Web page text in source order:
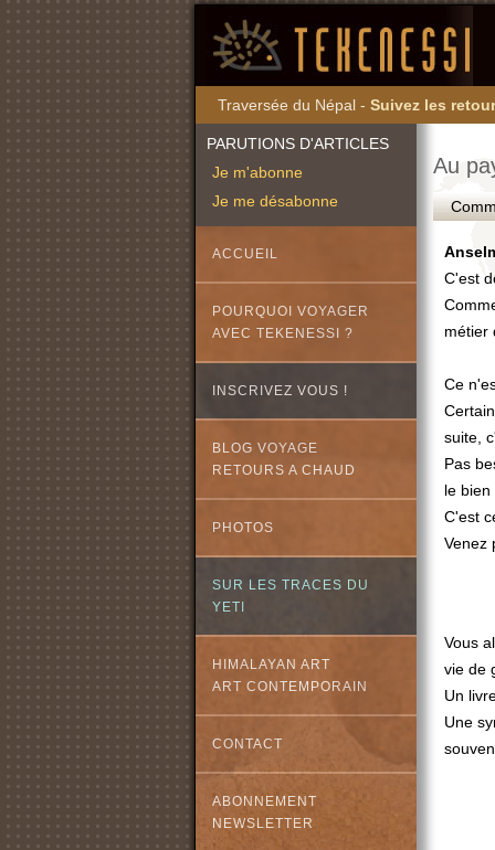
Traversée du Népal - Suivez les
PARUTIONS D'ARTICLES
Je m'abonne
Je me désabonne
ACCUEIL
POURQUOI VOYAGER
AVEC TEKENESSI ?
INSCRIVEZ VOUS !
BLOG VOYAGE
RETOURS A CHAUD
PHOTOS
SUR LES TRACES DU
YETI
HIMALAYAN ART
ART CONTEMPORAIN
CONTACT
ABONNEMENT
NEWSLETTER
Au
C'est
métier
Ce
suite,
Pas
le
C'est
Venez
Vous
vie de
Un
Une